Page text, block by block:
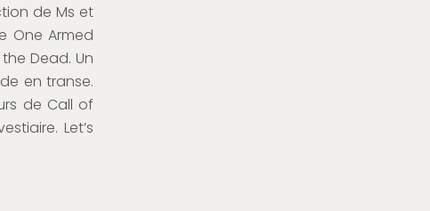
de Ms et
One Armed
Dead. Un
en transe.
de Call of
Let’s